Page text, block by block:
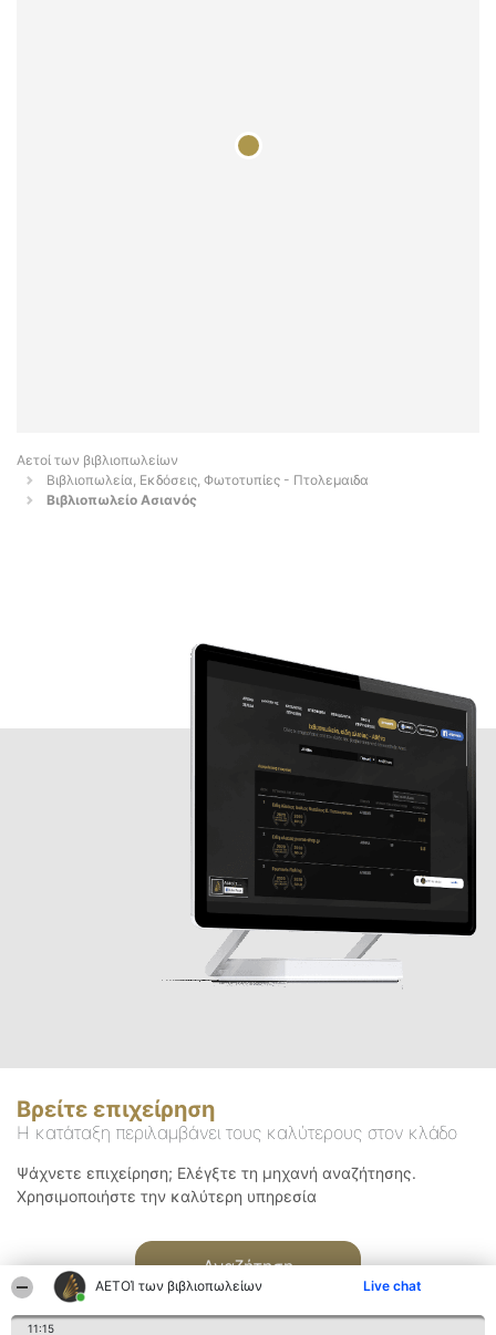
ΑΕΤΟΊ των βιβλιοπωλείων Live chat
11:15
Αετοί των βιβλιοπωλείων
Βιβλιοπωλεία, Εκδόσεις, Φωτοτυπίες - Πτολεμαιδα
Βιβλιοπωλείο Ασιανός
Βρείτε επιχείρηση
Η κατάταξη περιλαμβάνει τους καλύτερους στον κλάδο
Ψάχνετε επιχείρηση; Ελέγξτε τη μηχανή αναζήτησης.
Χρησιμοποιήστε την καλύτερη υπηρεσία
Αναζήτηση